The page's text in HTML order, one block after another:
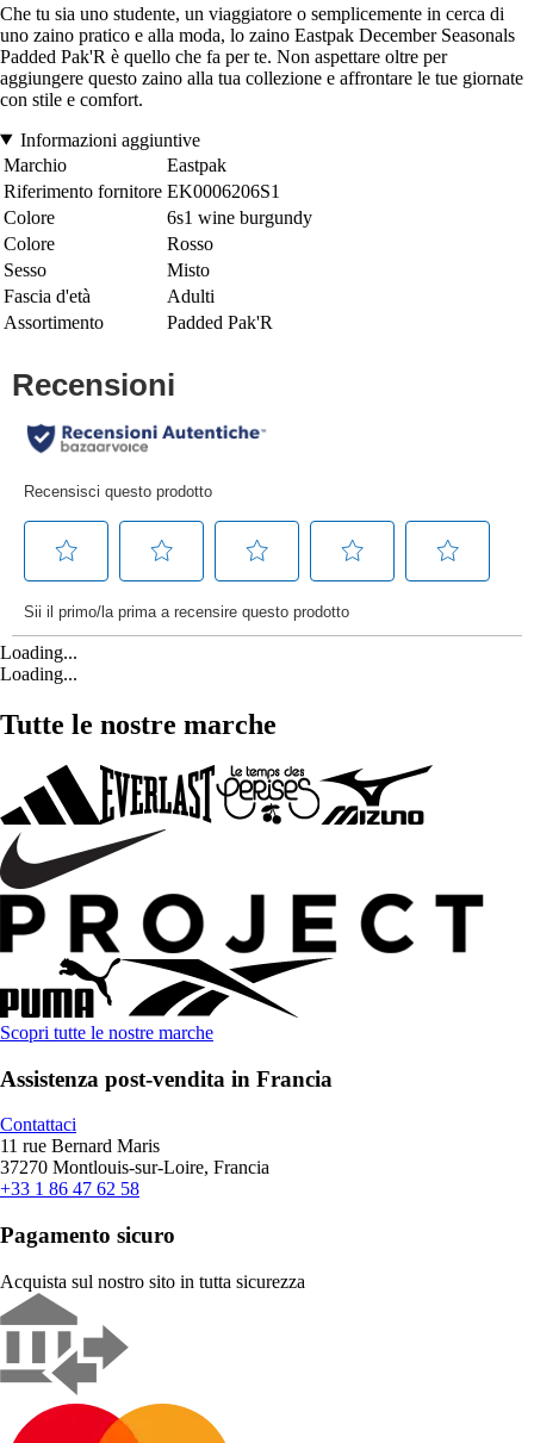
Che tu sia uno studente, un viaggiatore o semplicemente in cerca di
uno zaino pratico e alla moda, lo zaino Eastpak December Seasonals
Padded Pak'R è quello che fa per te. Non aspettare oltre per
aggiungere questo zaino alla tua collezione e affrontare le tue giornate
con stile e comfort.
Informazioni aggiuntive
Marchio
Eastpak
Riferimento fornitore EK0006206S1
Colore
6s1 wine burgundy
Colore
Rosso
Sesso
Misto
Fascia d'età
Adulti
Assortimento
Padded Pak'R
Loading...
Loading...
Tutte le nostre marche
Scopri tutte le nostre marche
Assistenza post-vendita in Francia
Contattaci
11 rue Bernard Maris
37270 Montlouis-sur-Loire, Francia
+33 1 86 47 62 58
Pagamento sicuro
Acquista sul nostro sito in tutta sicurezza